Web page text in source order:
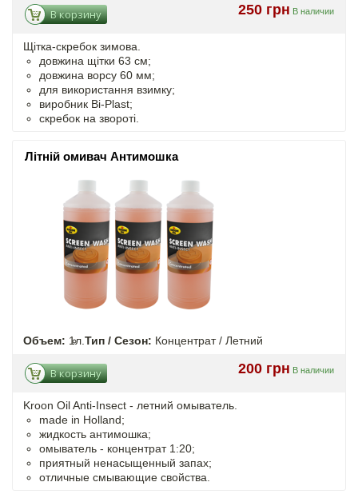
250 грн В наличии
В корзину
Щітка-скребок зимова.
довжина щітки 63 см;
довжина ворсу 60 мм;
для використання взимку;
виробник Bi-Plast;
скребок на звороті.
Літній омивач Антимошка
Объем: 1л. Тип / Сезон: Концентрат / Летний
200 грн В наличии
В корзину
Kroon Oil Anti-Insect - летний омыватель.
made in Holland;
жидкость антимошка;
омыватель - концентрат 1:20;
приятный ненасыщенный запах;
отличные смывающие свойства.